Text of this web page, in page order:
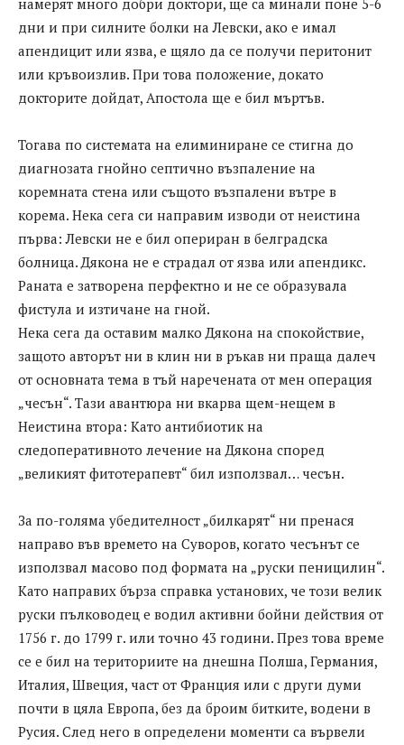
намерят много добри доктори, ще са минали поне 5-6
дни и при силните болки на Левски, ако е имал
апендицит или язва, е щяло да се получи перитонит
или кръвоизлив. При това положение, докато
докторите дойдат, Апостола ще е бил мъртъв.
Тогава по системата на елиминиране се стигна до
диагнозата гнойно септично възпаление на
коремната стена или същото възпалени вътре в
корема. Нека сега си направим изводи от неистина
първа: Левски не е бил опериран в белградска
болница. Дякона не е страдал от язва или апендикс.
Раната е затворена перфектно и не се образувала
фистула и изтичане на гной.
Нека сега да оставим малко Дякона на спокойствие,
защото авторът ни в клин ни в ръкав ни праща далеч
от основната тема в тъй наречената от мен операция
„чесън“. Тази авантюра ни вкарва щем-нещем в
Неистина втора: Като антибиотик на
следоперативното лечение на Дякона според
„великият фитотерапевт“ бил използвал… чесън.
За по-голяма убедителност „билкарят“ ни пренася
направо във времето на Суворов, когато чесънът се
използвал масово под формата на „руски пеницилин“.
Като направих бърза справка установих, че този велик
руски пълководец е водил активни бойни действия от
1756 г. до 1799 г. или точно 43 години. През това време
се е бил на териториите на днешна Полша, Германия,
Италия, Швеция, част от Франция или с други думи
почти в цяла Европа, без да броим битките, водени в
Русия. След него в определени моменти са вървели